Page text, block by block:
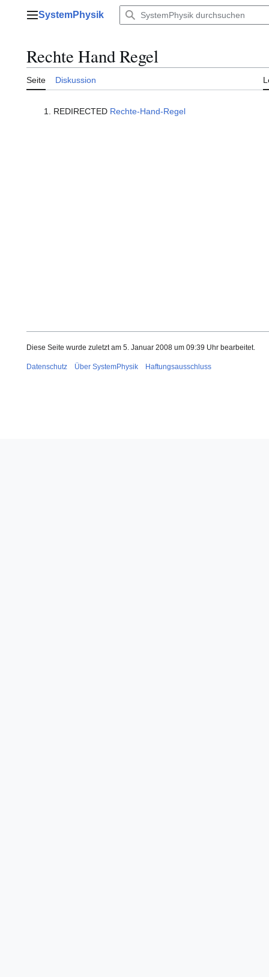
Hauptmenü
SystemPhysik
Rechte Hand Regel
Seite Diskussion
REDIRECTED Rechte-Hand-Regel
Diese Seite wurde zuletzt am 5. Januar 2008 um 09:39 Uhr bearbeitet.
Datenschutz Über SystemPhysik Haftungsausschluss